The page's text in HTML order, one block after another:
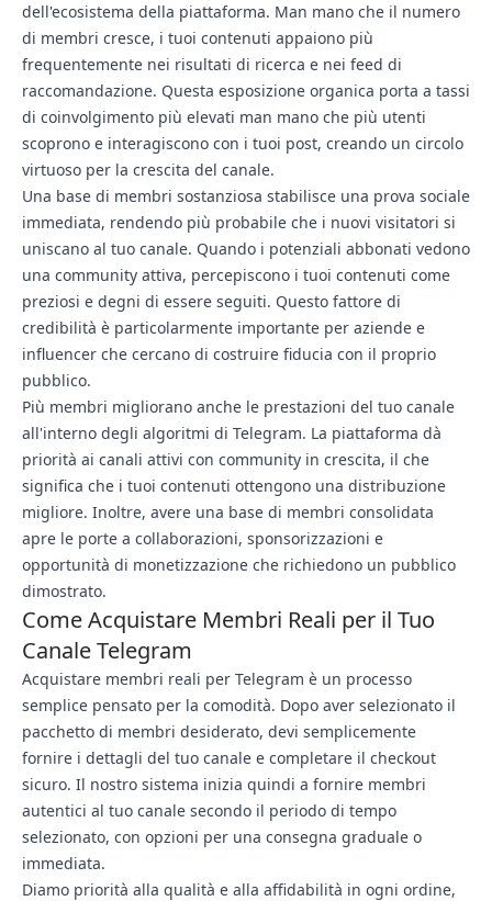
dell'ecosistema della piattaforma. Man mano che il numero
di membri cresce, i tuoi contenuti appaiono più
frequentemente nei risultati di ricerca e nei feed di
raccomandazione. Questa esposizione organica porta a tassi
di coinvolgimento più elevati man mano che più utenti
scoprono e interagiscono con i tuoi post, creando un circolo
virtuoso per la crescita del canale.
Una base di membri sostanziosa stabilisce una prova sociale
immediata, rendendo più probabile che i nuovi visitatori si
uniscano al tuo canale. Quando i potenziali abbonati vedono
una community attiva, percepiscono i tuoi contenuti come
preziosi e degni di essere seguiti. Questo fattore di
credibilità è particolarmente importante per aziende e
influencer che cercano di costruire fiducia con il proprio
pubblico.
Più membri migliorano anche le prestazioni del tuo canale
all'interno degli algoritmi di Telegram. La piattaforma dà
priorità ai canali attivi con community in crescita, il che
significa che i tuoi contenuti ottengono una distribuzione
migliore. Inoltre, avere una base di membri consolidata
apre le porte a collaborazioni, sponsorizzazioni e
opportunità di monetizzazione che richiedono un pubblico
dimostrato.
Come Acquistare Membri Reali per il Tuo
Canale Telegram
Acquistare membri reali per Telegram è un processo
semplice pensato per la comodità. Dopo aver selezionato il
pacchetto di membri desiderato, devi semplicemente
fornire i dettagli del tuo canale e completare il checkout
sicuro. Il nostro sistema inizia quindi a fornire membri
autentici al tuo canale secondo il periodo di tempo
selezionato, con opzioni per una consegna graduale o
immediata.
Diamo priorità alla qualità e alla affidabilità in ogni ordine,